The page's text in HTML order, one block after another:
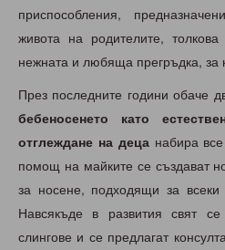
приспособления,
живота на родителите,
нежната и любяща прегръдка, за
През последните години обаче
бебеносенето като
отглеждане на децанабира все
помощ на майките се създават
за носене, подходящи за всеки
Навсякъде в развития свят се
слингове и се предлагат